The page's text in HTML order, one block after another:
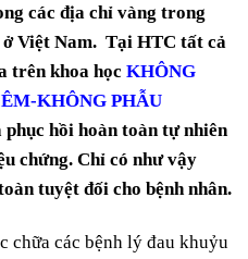
các địa chỉ vàng trong
Việt Nam. Tại HTC tất cả
trên khoa học KHÔNG
KHÔNG PHẪU
hồi hoàn toàn tự nhiên
chứng. Chỉ có như vậy
tuyệt đối cho bệnh nhân.
chữa các bệnh lý đau khuỷu